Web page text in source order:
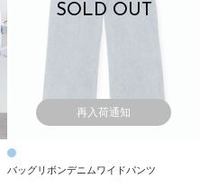
SOLD OUT
再入荷通知
バッグリボンデニムワイドパンツ